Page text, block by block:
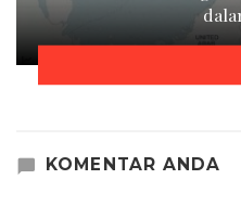
KOMENTAR ANDA